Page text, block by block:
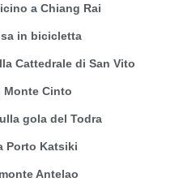
a Chiang Rai
in bicicletta
Cattedrale di San Vito
Monte Cinto
gola del Todra
Porto Katsiki
Antelao